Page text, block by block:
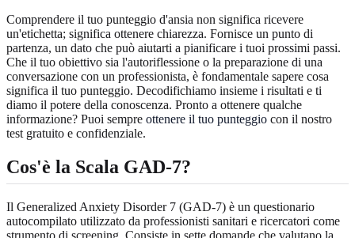
Comprendere il tuo punteggio d'ansia non significa ricevere
un'etichetta; significa ottenere chiarezza. Fornisce un punto di
partenza, un dato che può aiutarti a pianificare i tuoi prossimi passi.
Che il tuo obiettivo sia l'autoriflessione o la preparazione di una
conversazione con un professionista, è fondamentale sapere cosa
significa il tuo punteggio. Decodifichiamo insieme i risultati e ti
diamo il potere della conoscenza. Pronto a ottenere qualche
informazione? Puoi sempre ottenere il tuo punteggio con il nostro
test gratuito e confidenziale.
Cos'è la Scala GAD-7?
Il Generalized Anxiety Disorder 7 (GAD-7) è un questionario
autocompilato utilizzato da professionisti sanitari e ricercatori come
strumento di screening. Consiste in sette domande che valutano la